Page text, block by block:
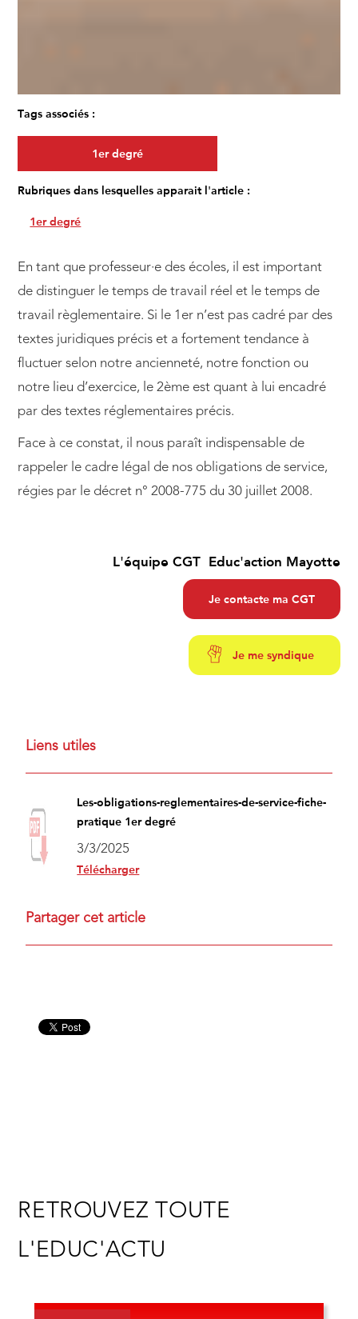
Tags associés :
1er degré
Rubriques dans lesquelles apparait l'article :
1er degré
En tant que professeur·e des écoles, il est important
de distinguer le temps de travail réel et le temps de
travail règlementaire. Si le 1er n’est pas cadré par des
textes juridiques précis et a fortement tendance à
fluctuer selon notre ancienneté, notre fonction ou
notre lieu d’exercice, le 2ème est quant à lui encadré
par des textes réglementaires précis.
Face à ce constat, il nous paraît indispensable de
rappeler le cadre légal de nos obligations de service,
régies par le décret n° 2008-775 du 30 juillet 2008.
L'équipe CGT Educ'action Mayotte
Je contacte ma CGT
Je me syndique
Liens utiles
Les-obligations-reglementaires-de-service-fiche-
pratique 1er degré
3/3/2025
Télécharger
Partager cet article
RETROUVEZ TOUTE
L'EDUC'ACTU